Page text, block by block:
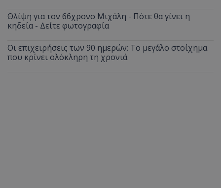
Θλίψη για τον 66χρονο Μιχάλη - Πότε θα γίνει η
κηδεία - Δείτε φωτογραφία
Οι επιχειρήσεις των 90 ημερών: Το μεγάλο στοίχημα
που κρίνει ολόκληρη τη χρονιά